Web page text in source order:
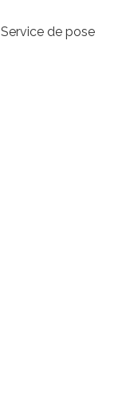
Service de pose